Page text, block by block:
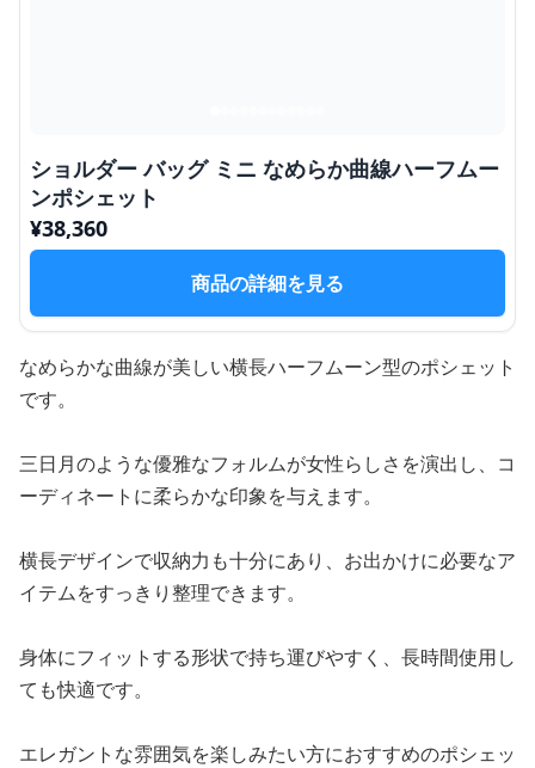
ショルダー バッグ ミニ なめらか曲線ハーフムー
ンポシェット
¥38,360
商品の詳細を見る
なめらかな曲線が美しい横長ハーフムーン型のポシェット
です。
三日月のような優雅なフォルムが女性らしさを演出し、コ
ーディネートに柔らかな印象を与えます。
横長デザインで収納力も十分にあり、お出かけに必要なア
イテムをすっきり整理できます。
身体にフィットする形状で持ち運びやすく、長時間使用し
ても快適です。
エレガントな雰囲気を楽しみたい方におすすめのポシェッ